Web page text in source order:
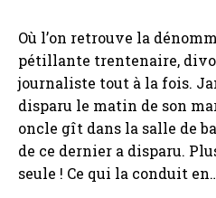
Où l’on retrouve la
pétillante trentenaire,
journaliste tout à la fois.
disparu le matin de son
oncle gît dans la salle de
de ce dernier a disparu.
seule ! Ce qui la conduit